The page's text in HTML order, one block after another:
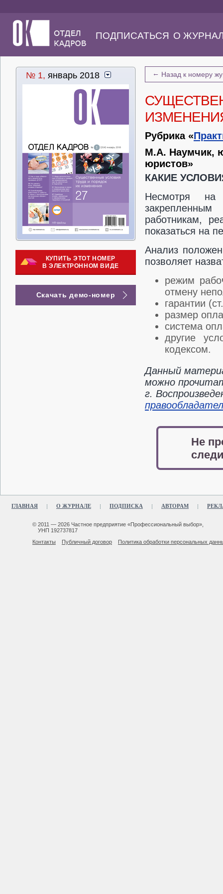
ПОДПИСАТЬСЯ О
№ 1, январь 2018
КУПИТЬ ЭТОТ НОМЕР
В ЭЛЕКТРОННОМ ВИДЕ
Скачать демо-номер
← Назад к номеру
Рубрика «
М.А. Наумчик,
юристов»
КАКИЕ
Несмотря на
работникам,
показаться на
Анализ
позволяет
режим
отмену
гарантии
размер
система
другие
кодексом.
Данный
можно
г.
Не
ГЛАВНАЯ О ЖУРНАЛЕ ПОДПИСКА АВТОРАМ
© 2011 — 2026 Частное предприятие «Профессиональный выбор»,
УНП 192737817
Контакты
Публичный договор Политика обработки персональных